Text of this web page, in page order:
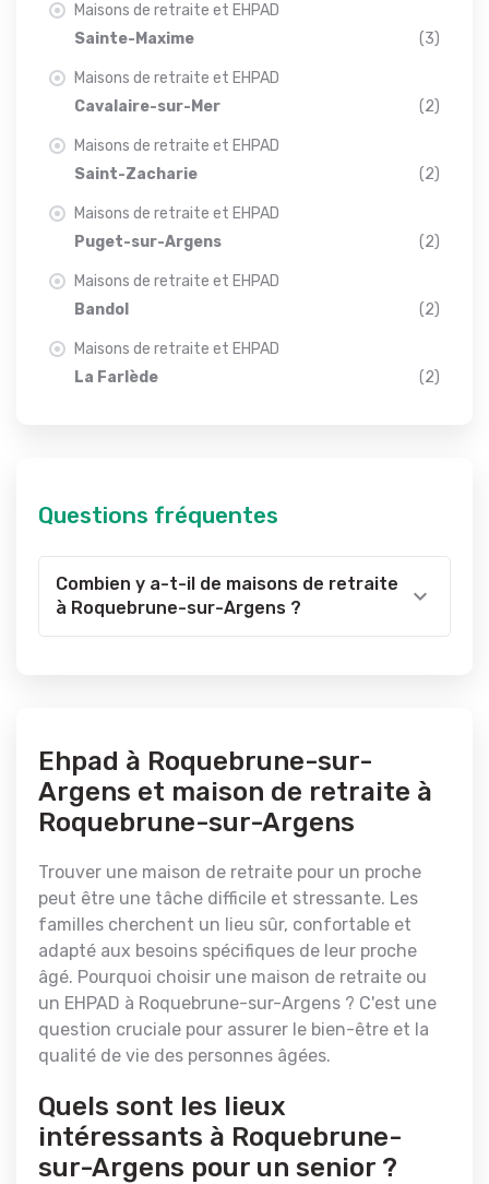
Maisons de retraite et EHPAD
Sainte-Maxime
(3)
Maisons de retraite et EHPAD
Cavalaire-sur-Mer
(2)
Maisons de retraite et EHPAD
Saint-Zacharie
(2)
Maisons de retraite et EHPAD
Puget-sur-Argens
(2)
Maisons de retraite et EHPAD
Bandol
(2)
Maisons de retraite et EHPAD
La Farlède
(2)
Questions fréquentes
Combien y a-t-il de maisons de retraite
à Roquebrune-sur-Argens ?
Ehpad à Roquebrune-sur-
Argens et maison de retraite à
Roquebrune-sur-Argens
Trouver une maison de retraite pour un proche
peut être une tâche difficile et stressante. Les
familles cherchent un lieu sûr, confortable et
adapté aux besoins spécifiques de leur proche
âgé. Pourquoi choisir une maison de retraite ou
un EHPAD à Roquebrune-sur-Argens ? C'est une
question cruciale pour assurer le bien-être et la
qualité de vie des personnes âgées.
Quels sont les lieux
intéressants à Roquebrune-
sur-Argens pour un senior ?